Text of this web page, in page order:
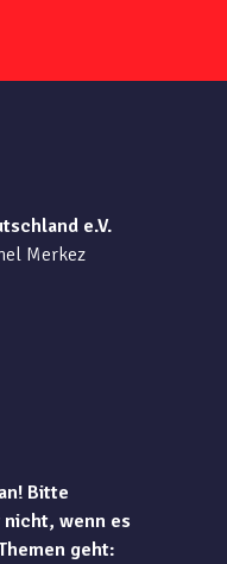
e.V.
Merkez
Bitte
wenn es
geht: